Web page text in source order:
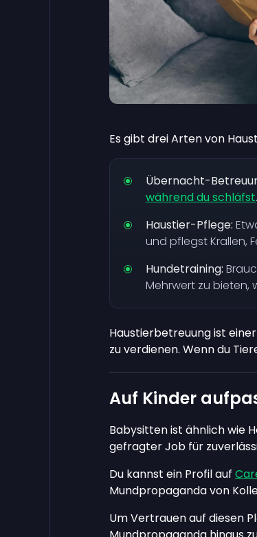
Es gibt drei Arten von
Übernacht-
während du schläfst.
Haustier-Pflege:
und pflegst Krallen,
Hundetraining:
Mehrwert zu bieten,
Haustierbetreuung ist
zu verdienen. Wenn du
Auf Kinder
Babysitten ist ähnlich wie
gefragter Job für
Du kannst ein Profil auf
Mundpropaganda von
Um Vertrauen auf diesen